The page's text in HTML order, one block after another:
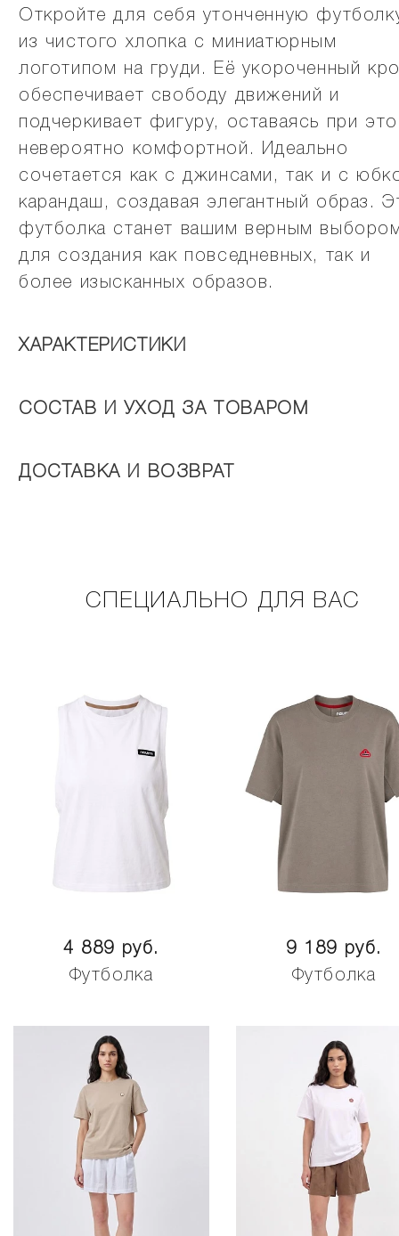
Откройте для себя утонченную
из чистого хлопка с миниатюрным
логотипом на груди. Её укороченный
обеспечивает свободу движений и
подчеркивает фигуру, оставаясь при
невероятно комфортной. Идеально
сочетается как с джинсами, так и с
карандаш, создавая элегантный образ.
футболка станет вашим верным
для создания как повседневных, так и
более изысканных образов.
ХАРАКТЕРИСТИКИ
СОСТАВ И УХОД ЗА ТОВАРОМ
ДОСТАВКА И ВОЗВРАТ
СПЕЦИАЛЬНО ДЛЯ ВАС
4 889 руб.
Футболка
9 189 руб.
Футболка